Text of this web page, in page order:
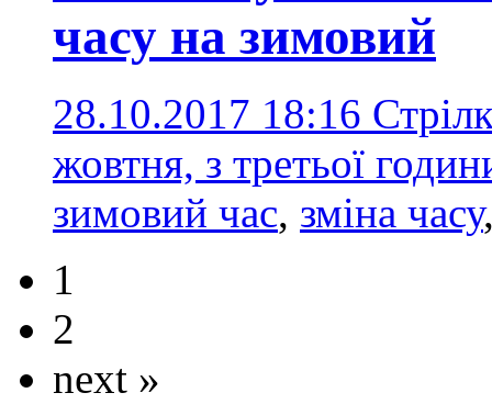
часу на зимовий
28.10.2017 18:16
жовтня, з третьої
зимовий час, зміна часу
1
2
next »